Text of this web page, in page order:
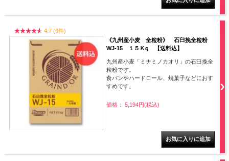
4.7 (6件)
《九州産小麦 全粒粉》 石臼挽全粒粉
WJ-15 １５Ｋg 【送料込】
九州産小麦「ミナミノカオリ」の石臼挽全
粒粉です。
食パンやハードロール、焼菓子などにおす
すめです。
価格： 5,194円(税込)